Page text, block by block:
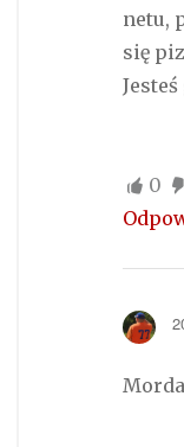
netu,
się
0